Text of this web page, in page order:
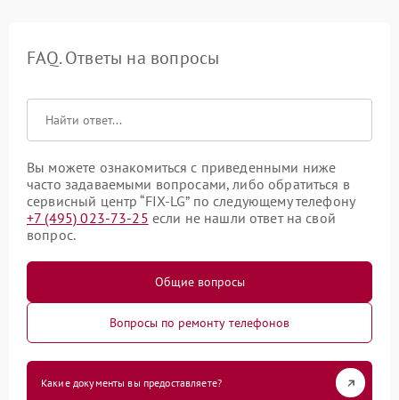
FAQ. Ответы на вопросы
Вы можете ознакомиться с приведенными ниже
часто задаваемыми вопросами, либо обратиться в
сервисный центр “FIX-LG” по следующему телефону
+7 (495) 023-73-25 если не нашли ответ на свой
вопрос.
Общие вопросы
Вопросы по ремонту телефонов
Какие документы вы предоставляете?